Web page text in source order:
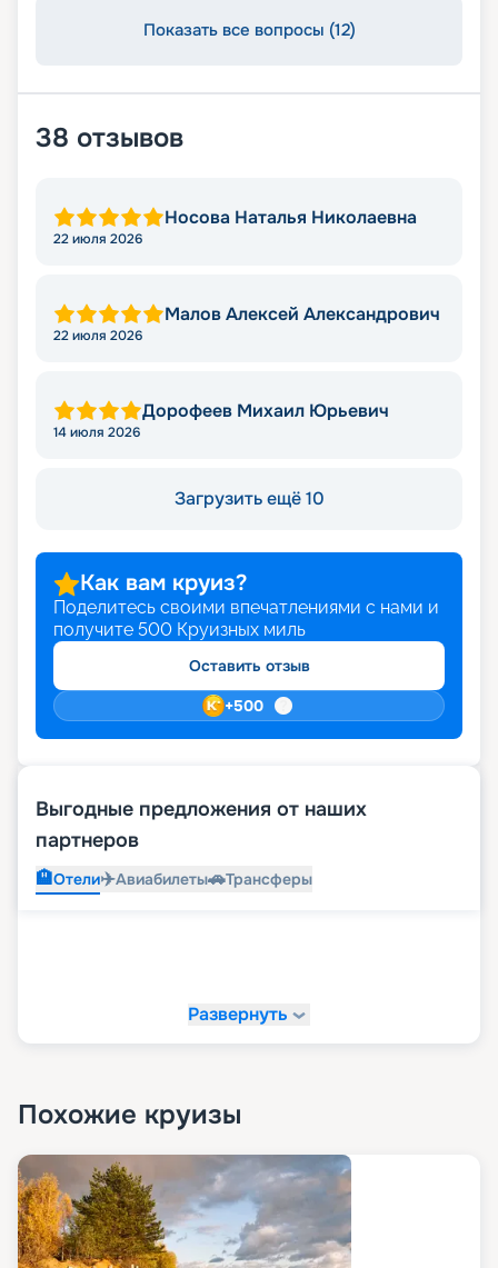
Показать все вопросы (12)
38 отзывов
Носова Наталья Николаевна
22 июля 2026
Малов Алексей Александрович
22 июля 2026
Дорофеев Михаил Юрьевич
14 июля 2026
Загрузить ещё 10
Как вам круиз?
Поделитесь своими впечатлениями с нами и
получите 500 Круизных миль
Оставить отзыв
+500
Выгодные предложения от наших
партнеров
🏨Отели✈️Авиабилеты🚗Трансферы
Развернуть
Похожие круизы